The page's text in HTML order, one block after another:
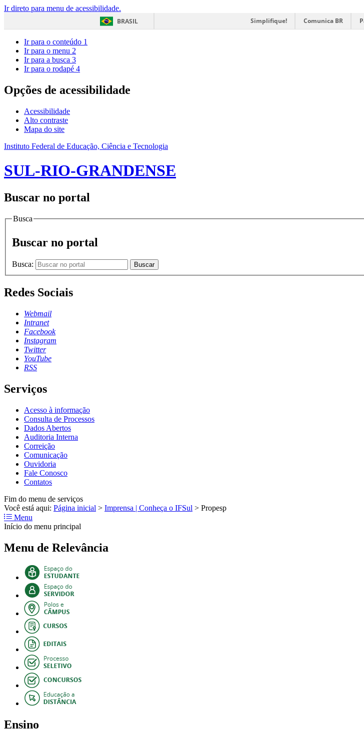
Ir direto para menu de acessibilidade.
BRASIL
Simplifique! Comunica BR
Ir para o conteúdo 1
Ir para o menu 2
Ir para a busca 3
Ir para o rodapé 4
Opções de acessibilidade
Acessibilidade
Alto contraste
Mapa do site
Instituto Federal de Educação, Ciência e Tecnologia
SUL-RIO-GRANDENSE
Buscar no portal
Busca
Buscar no portal
Busca: Buscar
Redes Sociais
Webmail
Intranet
Facebook
Instagram
Twitter
YouTube
RSS
Serviços
Acesso à informação
Consulta de Processos
Dados Abertos
Auditoria Interna
Correição
Comunicação
Ouvidoria
Fale Conosco
Contatos
Fim do menu de serviços
Você está aqui: Página inicial > Imprensa | Conheça o IFSul > Propesp
Menu
Início do menu principal
Menu de Relevância
Ensino